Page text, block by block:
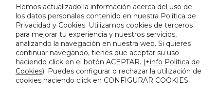
Hemos actualizado la información acerca del uso de
los datos personales contenido en nuestra Política de
Privacidad y Cookies. Utilizamos cookies de terceros
para mejorar tu experiencia y nuestros servicios,
analizando la navegación en nuestra web. Si quieres
continuar navegando, tienes que aceptar su uso
haciendo click en el botón ACEPTAR. (+info Política de
Cookies). Puedes configurar o rechazar la utilización de
cookies haciendo click en CONFIGURAR COOKIES.